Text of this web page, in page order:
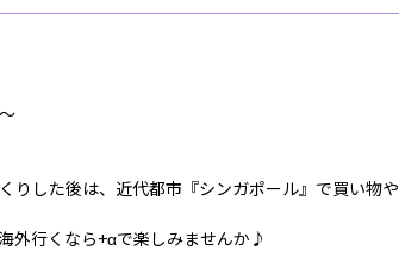
りした後は、近代都市『シンガポール』で買い物や
外行くなら+αで楽しみませんか♪